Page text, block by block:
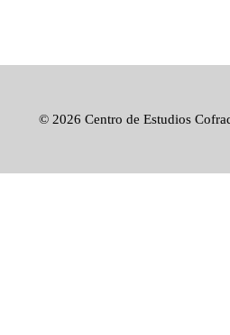
© 2026 Centro de Estudios